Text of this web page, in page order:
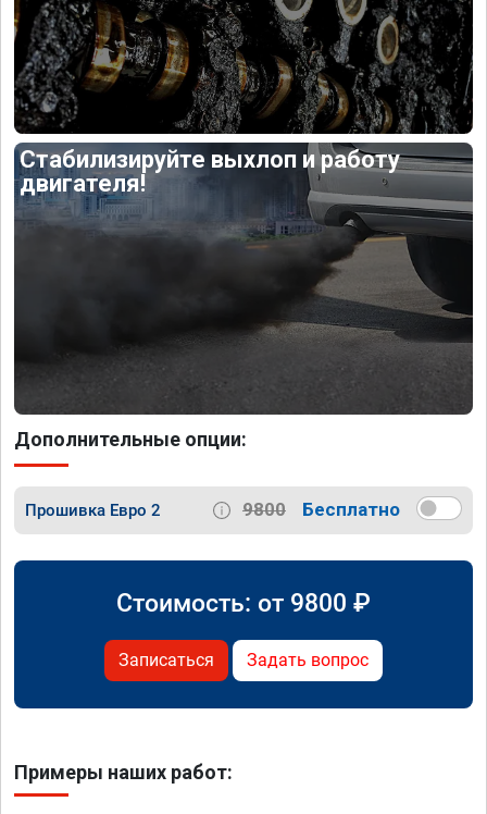
Стабилизируйте выхлоп и работу
двигателя!
Дополнительные опции:
Прошивка Евро 2 9800 Бесплатно
Стоимость: от 9800 ₽
Записаться Задать вопрос
Примеры наших работ: